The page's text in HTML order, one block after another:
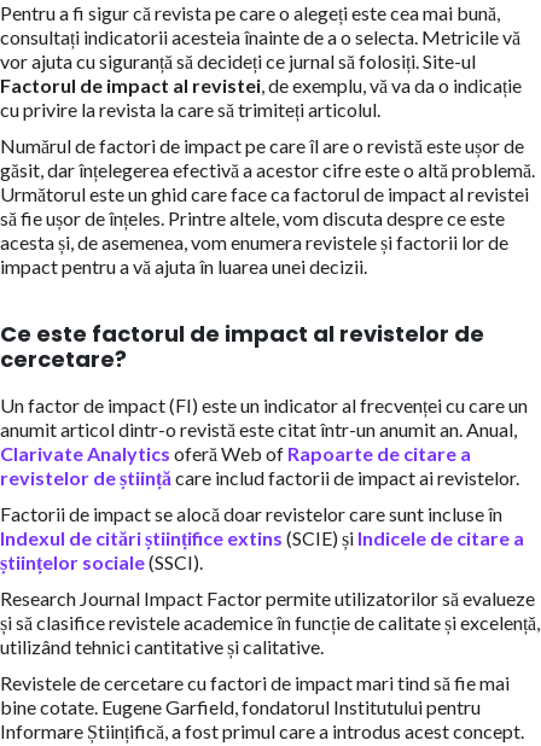
Pentru a fi sigur că revista pe care o alegeți este cea mai bună,
consultați indicatorii acesteia înainte de a o selecta. Metricile vă
vor ajuta cu siguranță să decideți ce jurnal să folosiți. Site-ul
Factorul de impact al revistei, de exemplu, vă va da o indicație
cu privire la revista la care să trimiteți articolul.
Numărul de factori de impact pe care îl are o revistă este ușor de
găsit, dar înțelegerea efectivă a acestor cifre este o altă problemă.
Următorul este un ghid care face ca factorul de impact al revistei
să fie ușor de înțeles. Printre altele, vom discuta despre ce este
acesta și, de asemenea, vom enumera revistele și factorii lor de
impact pentru a vă ajuta în luarea unei decizii.
Ce este factorul de impact al revistelor de
cercetare?
Un factor de impact (FI) este un indicator al frecvenței cu care un
anumit articol dintr-o revistă este citat într-un anumit an. Anual,
Clarivate Analytics oferă Web of Rapoarte de citare a
revistelor de știință care includ factorii de impact ai revistelor.
Factorii de impact se alocă doar revistelor care sunt incluse în
Indexul de citări științifice extins (SCIE) și Indicele de citare a
științelor sociale(SSCI).
Research Journal Impact Factor permite utilizatorilor să evalueze
și să clasifice revistele academice în funcție de calitate și excelență,
utilizând tehnici cantitative și calitative.
Revistele de cercetare cu factori de impact mari tind să fie mai
bine cotate. Eugene Garfield, fondatorul Institutului pentru
Informare Științifică, a fost primul care a introdus acest concept.